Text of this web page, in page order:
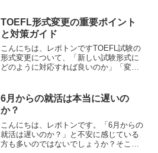
TOEFL形式変更の重要ポイント
と対策ガイド
こんにちは、レポトンですTOEFL試験の
形式変更について、「新しい試験形式に
どのように対応すれば良いのか」「変更
で今回は、TOEFL形式変更の重要ポイン
トとその対策方法...
6月からの就活は本当に遅いの
か？
こんにちは、レポトンです。「6月からの
就活は遅いのか？」と不安に感じている
方も多いのではないでしょうか？そこで